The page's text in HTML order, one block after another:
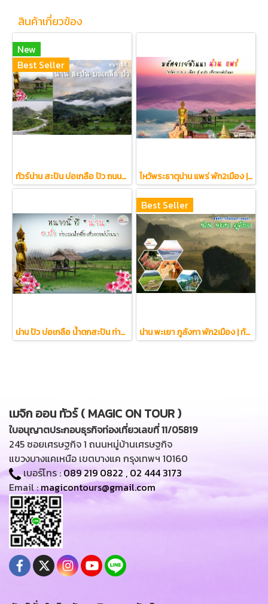
สินค้าเกี่ยวข้อง
New
Best Seller
ทัวร์น่าน สะปัน บ่อเกลือ ปัว ถนนลอยฟ้าโค้งเลข 3 | ทัวร์น่าน ทัวร์สะปัน ทัวร์บ่อเกลือ ทัวร์ปัว ทัวร์แพร่ ไหว้พระธาตุน่าน แพร่ พัก2เมือง | ทัวร์น่าน ทัวร์แพร่ เที่ยวน่านแพร่ ทัวร์ปัว ทัวร์ดอยเสมอดาว
น่าน ปัว บ่อเกลือ น้ำตกสะปัน ท่าวังผา กาแฟไทลื้อ | ทัวร์น่าน เที่ยวปัว ทัวร์ปัว ทัวร์บ่อเกลือ เที่ยวน้ำตกสะปัน ทัวร์ดอยเสมอดาว
Best Seller
น่าน พะเยา ภูลังกา พัก2เมือง | ทัวร์น่าน ทัวร์พะเยา ทัวร์ภูลังกา | เที่ยวภูลังกาน่าน ภูลังกาพะเยา |
เมจิก ออน ทัวร์ ( MAGIC ON TOUR )
ใบอนุญาตประกอบธุรกิจท่องเที่ยวเลขที่ 11/05819
245 ซอยเศรษฐกิจ 1 ถนนหมู่บ้านเศรษฐกิจ
แขวงบางแคเหนือ เขตบางแค กรุงเทพฯ 10160
เบอร์โทร :089 219 0822 , 02 444 3173
Email :magicontours@gmail.com